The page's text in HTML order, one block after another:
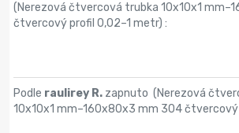
(Nerezová čtvercová trubka 10x10x1
čtvercový profil 0,02–1 metr) :
Podle raulirey R. zapnuto (Nerezová
10x10x1 mm–160x80x3 mm 304